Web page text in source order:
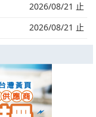
2026/08/21 止
2026/08/21 止